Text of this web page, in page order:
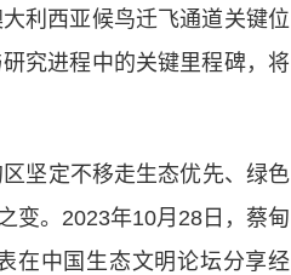
利西亚候鸟迁飞通道关键位
究进程中的关键里程碑，将
坚定不移走生态优先、绿色
变。2023年10月28日，蔡甸
在中国生态文明论坛分享经